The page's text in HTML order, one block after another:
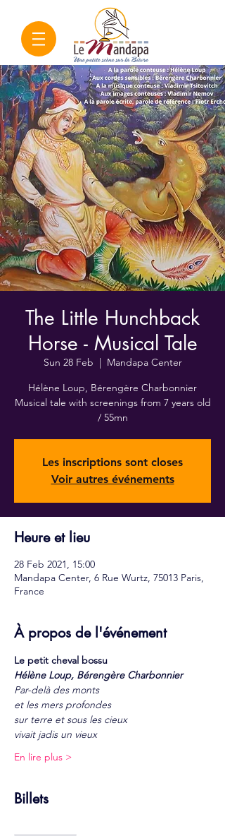
The Little Hunchback
Horse - Musical Tale
Sun 28 Feb
  |
Mandapa Center
Hélène Loup, Bérengère Charbonnier
Musical tale with screenings from 7 years old
/ 55mn
Les inscriptions sont closes
Voir autres événements
Heure et lieu
28 Feb 2021, 15:00
Mandapa Center, 6 Rue Wurtz, 75013 Paris,
France
À propos de l'événement
Le petit cheval bossu
Hélène Loup, Bérengère Charbonnier
Par-delà des monts
et les mers profondes
sur terre et sous les cieux
vivait jadis un vieux
En lire plus >
Billets